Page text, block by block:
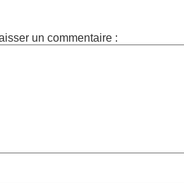
un commentaire :